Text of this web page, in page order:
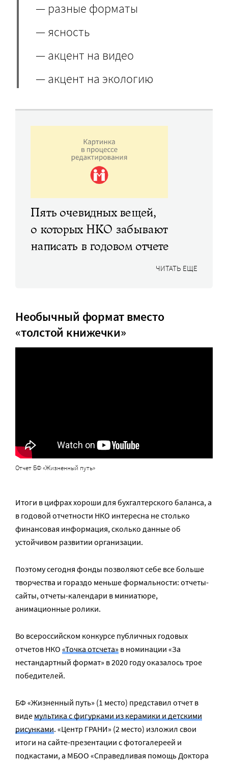
— разные форматы
— ясность
— акцент на видео
— акцент на экологию
Пять очевидных вещей,
о которых НКО забывают
написать в годовом отчете
ЧИТАТЬ ЕЩЕ
Необычный формат вместо
«толстой книжечки»
Отчет БФ «Жизненный путь»
Итоги в цифрах хороши для бухгалтерского баланса, а
в годовой отчетности НКО интересна не столько
финансовая информация, сколько данные об
устойчивом развитии организации.
Поэтому сегодня фонды позволяют себе все больше
творчества и гораздо меньше формальности: отчеты-
сайты, отчеты-календари в миниатюре,
анимационные ролики.
Во всероссийском конкурсе публичных годовых
отчетов НКО «Точка отсчета» в номинации «За
нестандартный формат» в 2020 году оказалось трое
победителей.
БФ «Жизненный путь» (1 место) представил отчет в
виде мультика с фигурками из керамики и детскими
рисунками. «Центр ГРАНИ» (2 место) изложил свои
итоги на сайте-презентации с фотогалереей и
подкастами, а МБОО «Справедливая помощь Доктора